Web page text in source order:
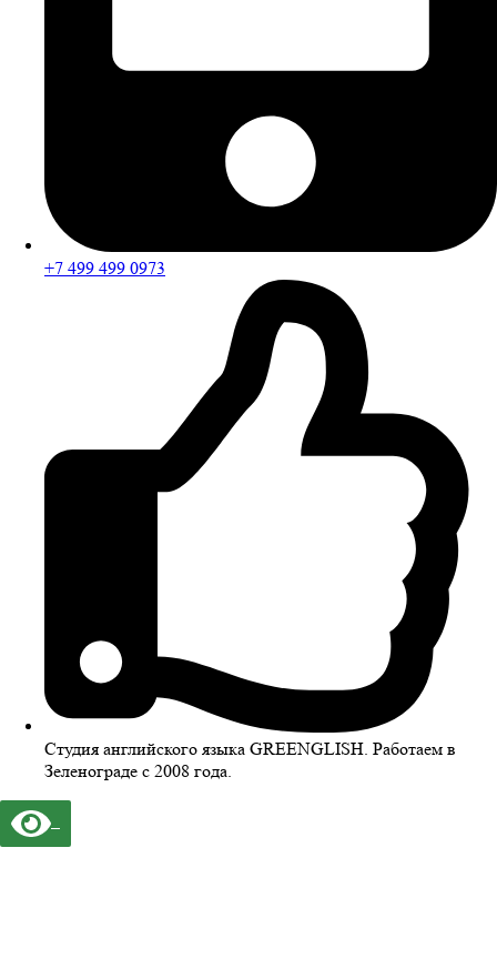
+7 499 499 0973
Студия английского языка GREENGLISH. Работаем в
Зеленограде с 2008 года.